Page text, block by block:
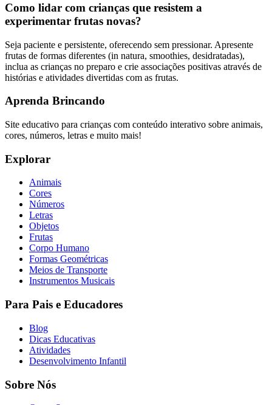
Como lidar com crianças que resistem a
experimentar frutas novas?
Seja paciente e persistente, oferecendo sem pressionar. Apresente
frutas de formas diferentes (in natura, smoothies, desidratadas),
inclua as crianças no preparo e crie associações positivas através de
histórias e atividades divertidas com as frutas.
Aprenda Brincando
Site educativo para crianças com conteúdo interativo sobre animais,
cores, números, letras e muito mais!
Explorar
Animais
Cores
Números
Letras
Objetos
Frutas
Corpo Humano
Formas Geométricas
Meios de Transporte
Instrumentos Musicais
Para Pais e Educadores
Blog
Dicas Educativas
Atividades
Desenvolvimento Infantil
Sobre Nós